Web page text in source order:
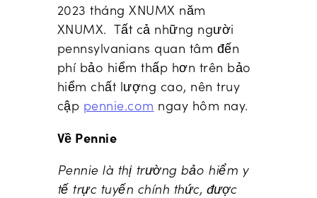
2023 tháng XNUMX năm
XNUMX. Tất cả những người
pennsylvanians quan tâm đến
phí bảo hiểm thấp hơn trên bảo
hiểm chất lượng cao, nên truy
cập pennie.com ngay hôm nay.
Về Pennie
Pennie là thị trường bảo hiểm y
tế trực tuyến chính thức, được